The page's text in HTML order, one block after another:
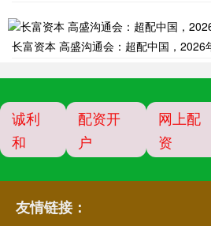
长富资本 高盛沟通会：超配中国，2026
诚利
和
配资开
户
网上配
资
友情链接：